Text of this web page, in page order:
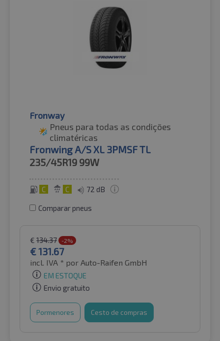
Fronway
Pneus para todas as condições
climatéricas
Fronwing A/S XL 3PMSF TL
235/45R19 99W
C C 72 dB
Comparar pneus
€ 134.37 -2%
€131.67
incl. IVA * por Auto-Raifen GmbH
EM ESTOQUE
Envio gratuito
Pormenores Cesto de compras